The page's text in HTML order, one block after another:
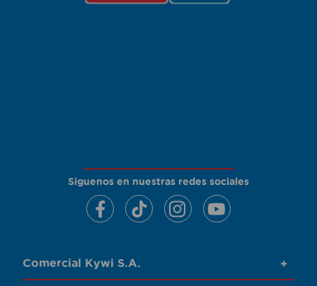
Siguenos en nuestras redes sociales
Comercial Kywi S.A. +